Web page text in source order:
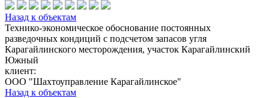
Назад к объектам
Технико-экономическое обоснование постоянных
разведочных кондиций с подсчетом запасов угля
Карагайлинского месторождения, участок Карагайлинский
Южный
клиент:
ООО "Шахтоуправление Карагайлинское"
Назад к объектам